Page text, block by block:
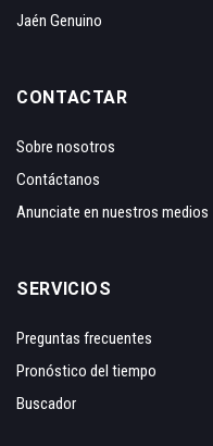
Jaén Genuino
CONTACTAR
Sobre nosotros
Contáctanos
Anunciate en nuestros medios
SERVICIOS
Preguntas frecuentes
Pronóstico del tiempo
Buscador